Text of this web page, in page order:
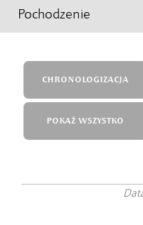
Pochodzenie
CHRONOLOGIZACJA
POKAŻ WSZYSTKO